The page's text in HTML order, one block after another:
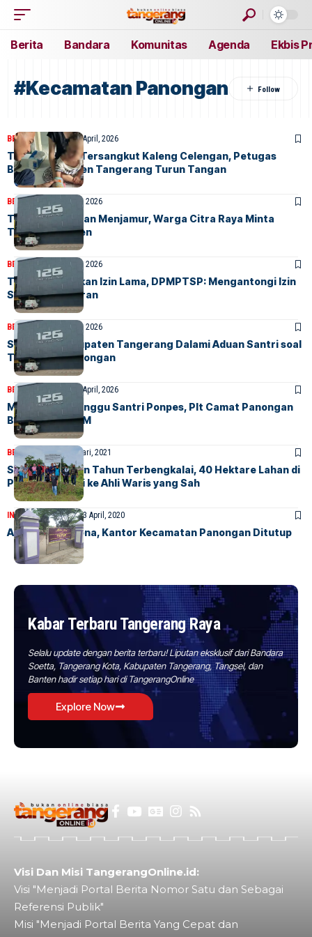
Berita Bandara Komunitas Agenda Ekbis
#Kecamatan Panongan
BERITAFEATURED24 April, 2026
Tangan Balita Tersangkut Kaleng Celengan, Petugas
BPBD Kabupaten Tangerang Turun Tangan
BERITA HOME 22 April, 2026
THM di Panongan Menjamur, Warga Citra Raya Minta
Tutup Permanen
BERITA HOME 20 April, 2026
THM 126 Gunakan Izin Lama, DPMPTSP: Mengantongi Izin
Sebagai Restoran
BERITA HOME 19 April, 2026
Satpol PP Kabupaten Tangerang Dalami Aduan Santri soal
THM 126 di Panongan
BERITA FEATURED 17 April, 2026
‎Musik Keras Ganggu Santri Ponpes, Plt Camat Panongan
Bakal Sidak THM
BERITA INDEX7 Februari, 2021
Setelah Puluhan Tahun Terbengkalai, 40 Hektare Lahan di
Peusar Kembali ke Ahli Waris yang Sah
INDEXNEWS UPDATE3 April, 2020
Antisipasi Corona, Kantor Kecamatan Panongan Ditutup
Kabar Terbaru Tangerang Raya
Selalu update dengan berita terbaru! Liputan eksklusif dari Bandara
Soetta, Tangerang Kota, Kabupaten Tangerang, Tangsel, dan
Banten hadir setiap hari di TangerangOnline
Explore Now
Visi Dan Misi TangerangOnline.id:
Visi "Menjadi Portal Berita Nomor Satu dan Sebagai
Referensi Publik"
Misi "Menjadi Portal Berita Yang Cepat dan